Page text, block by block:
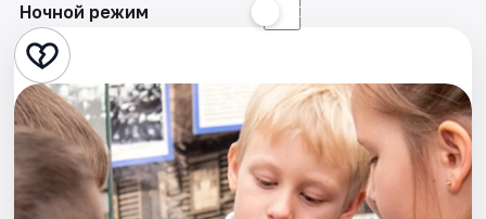
Театр
Стендап
Экскурсии
Спорт
Ночной режим ☾